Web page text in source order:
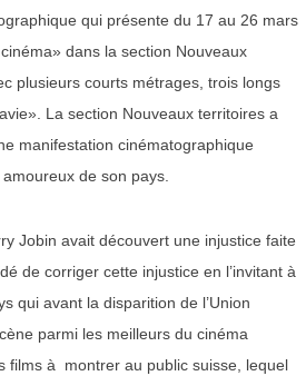
qui présente du 17 au 26 mars
dans la section Nouveaux
plusieurs courts métrages, trois longs
La section Nouveaux territoires a
manifestation cinématographique
de son pays.
Jobin avait découvert une injustice faite
de corriger cette injustice en l’invitant à
qui avant la disparition de l’Union
parmi les meilleurs du cinéma
films à montrer au public suisse, lequel